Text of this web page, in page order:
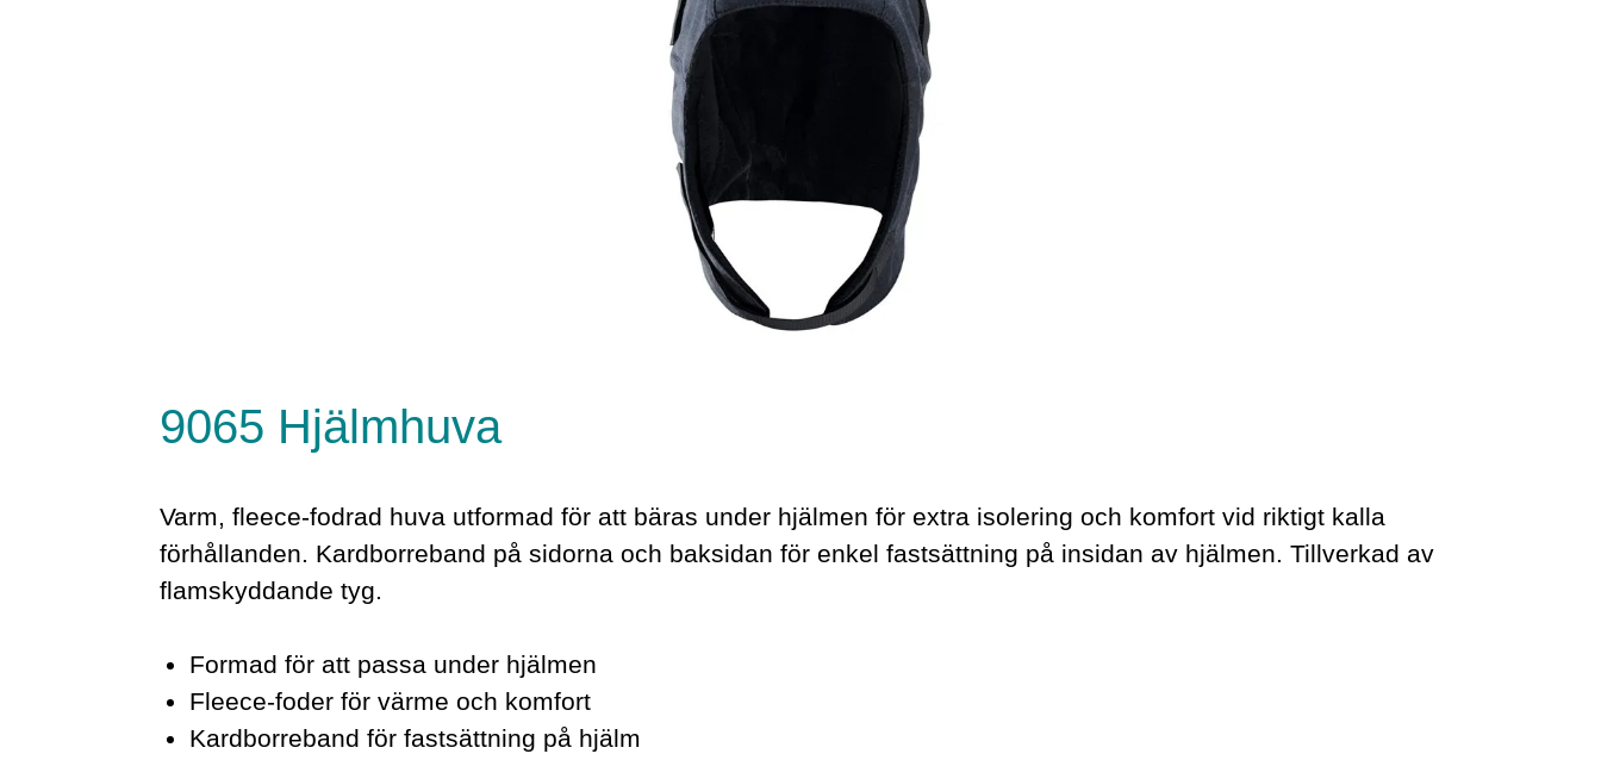
9065 Hjälmhuva
Varm, fleece-fodrad huva utformad för att bäras under hjälmen för extra isolering och komfort vid riktigt kalla
förhållanden. Kardborreband på sidorna och baksidan för enkel fastsättning på insidan av hjälmen. Tillverkad av
flamskyddande tyg.
Formad för att passa under hjälmen
Fleece-foder för värme och komfort
Kardborreband för fastsättning på hjälm